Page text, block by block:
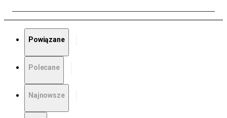
Powiązane
Polecane
Najnowsze